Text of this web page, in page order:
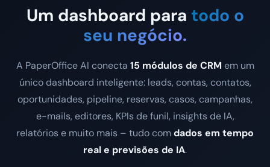
Um dashboard para todo o
seu negócio.
A PaperOffice AI conecta 15 módulos de CRM em um
único dashboard inteligente: leads, contas, contatos,
oportunidades, pipeline, reservas, casos, campanhas,
e-mails, editores, KPIs de funil, insights de IA,
relatórios e muito mais – tudo comdados em tempo
real e previsões de IA.